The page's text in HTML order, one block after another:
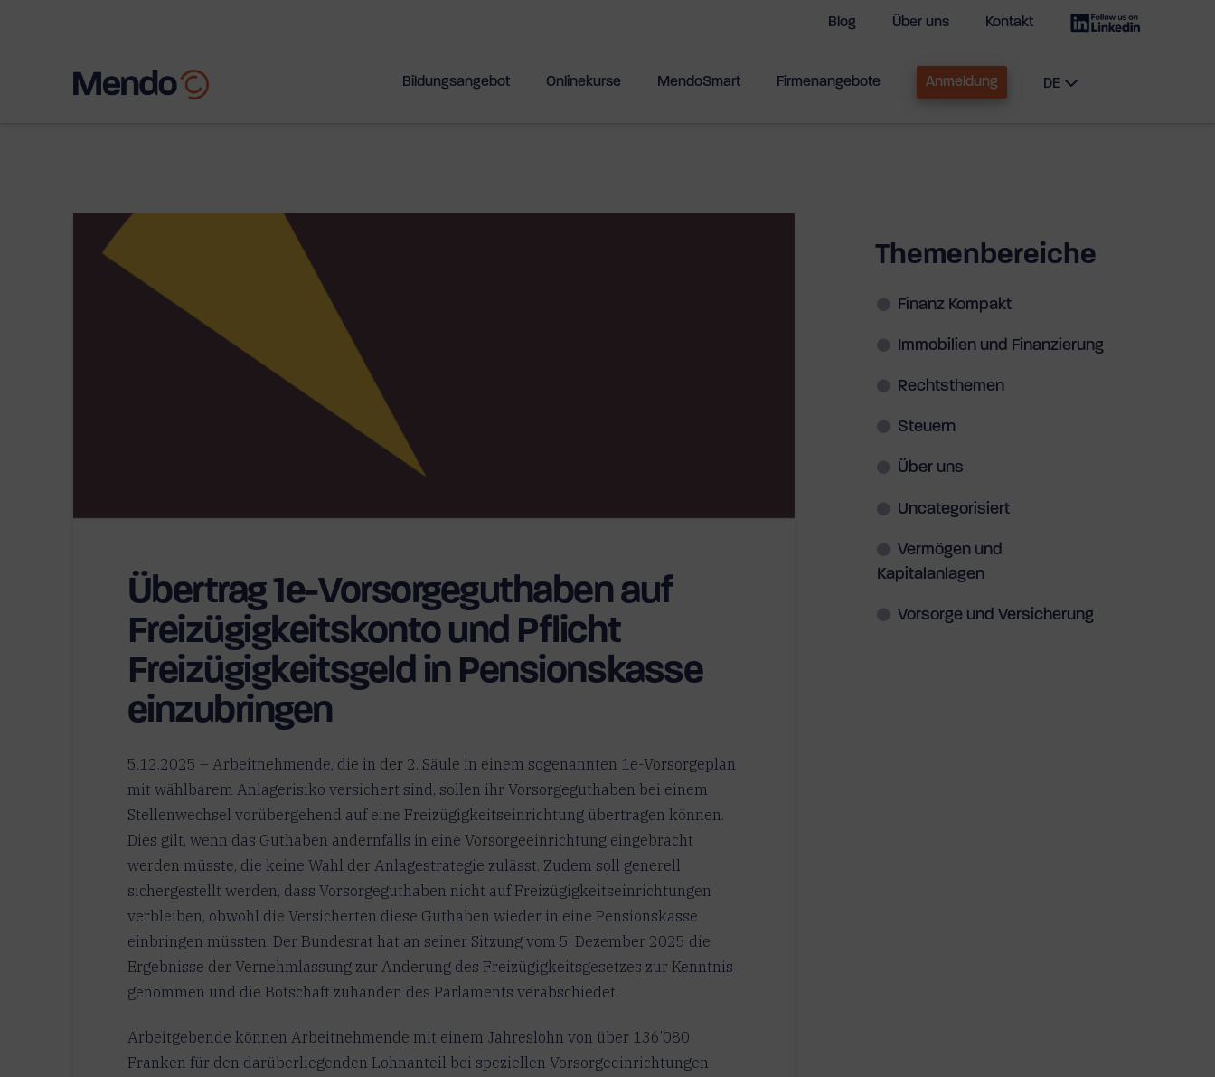
Blog Über uns Kontakt
Bildungsangebot Onlinekurse MendoSmart Firmenangebote Anmeldung DE
Übertrag 1e-Vorsorgeguthaben auf
Freizügigkeitskonto und Pflicht
Freizügigkeitsgeld in Pensionskasse
einzubringen
5.12.2025 – Arbeitnehmende, die in der 2. Säule in einem sogenannten 1e-Vorsorgeplan
mit wählbarem Anlagerisiko versichert sind, sollen ihr Vorsorgeguthaben bei einem
Stellenwechsel vorübergehend auf eine Freizügigkeitseinrichtung übertragen können.
Dies gilt, wenn das Guthaben andernfalls in eine Vorsorgeeinrichtung eingebracht
werden müsste, die keine Wahl der Anlagestrategie zulässt. Zudem soll generell
sichergestellt werden, dass Vorsorgeguthaben nicht auf Freizügigkeitseinrichtungen
verbleiben, obwohl die Versicherten diese Guthaben wieder in eine Pensionskasse
einbringen müssten. Der Bundesrat hat an seiner Sitzung vom 5. Dezember 2025 die
Ergebnisse der Vernehmlassung zur Änderung des Freizügigkeitsgesetzes zur Kenntnis
genommen und die Botschaft zuhanden des Parlaments verabschiedet.
Arbeitgebende können Arbeitnehmende mit einem Jahreslohn von über 136’080
Franken für den darüberliegenden Lohnanteil bei speziellen Vorsorgeeinrichtungen
Themenbereiche
Finanz Kompakt
Immobilien und Finanzierung
Rechtsthemen
Steuern
Über uns
Uncategorisiert
Vermögen und
Kapitalanlagen
Vorsorge und Versicherung